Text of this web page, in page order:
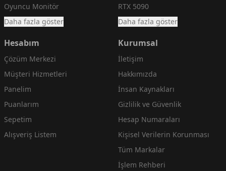
Oyuncu Monitör
Daha fazla göster
RTX 5090
Daha fazla göster
Hesabım
Çözüm Merkezi
Müşteri Hizmetleri
Panelim
Puanlarım
Sepetim
Alışveriş Listem
Kurumsal
İletişim
Hakkımızda
İnsan Kaynakları
Gizlilik ve Güvenlik
Hesap Numaraları
Kişisel Verilerin Korunması
Tüm Markalar
İşlem Rehberi